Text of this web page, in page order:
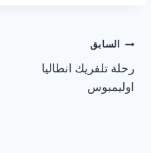
تصفّح
المقالات
السابق
رحلة تلفريك انطاليا
اوليمبوس